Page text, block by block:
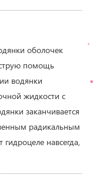
оболочек
помощь
водянки
жидкости с
заканчивается
радикальным
навсегда,